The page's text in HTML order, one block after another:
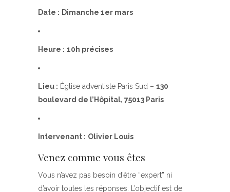
Date : Dimanche 1er mars
Heure : 10h précises
Lieu : Église adventiste Paris Sud – 130
boulevard de l’Hôpital, 75013 Paris
Intervenant : Olivier Louis
Venez comme vous êtes
Vous n’avez pas besoin d’être “expert” ni
d’avoir toutes les réponses. L’objectif est de